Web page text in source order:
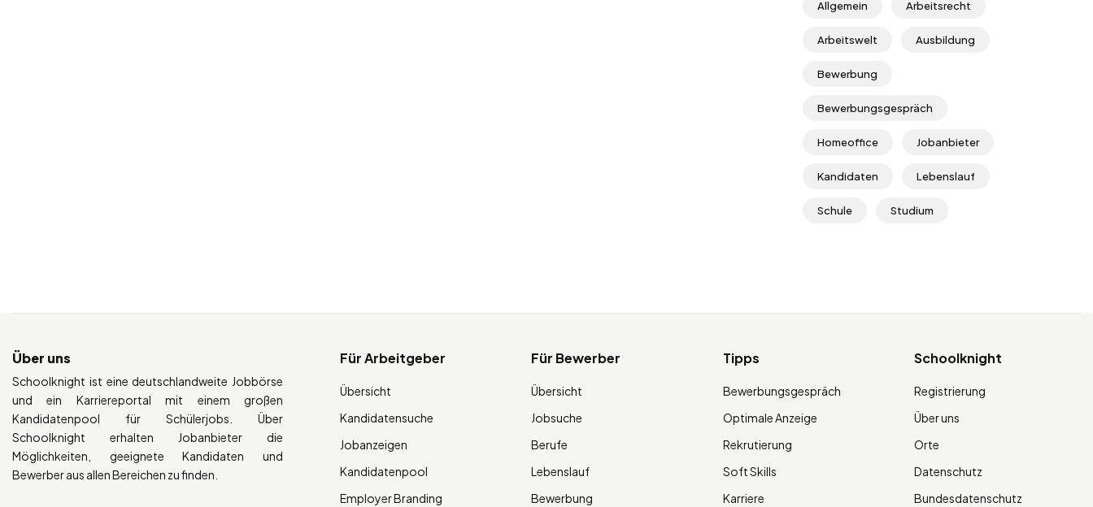
Allgemein Arbeitsrecht
Arbeitswelt Ausbildung
Bewerbung
Bewerbungsgespräch
Homeoffice Jobanbieter
Kandidaten Lebenslauf
Schule Studium
Über uns
Schoolknight ist eine deutschlandweite Jobbörse
und ein Karriereportal mit einem großen
Kandidatenpool für Schülerjobs. Über
Schoolknight erhalten Jobanbieter die
Möglichkeiten, geeignete Kandidaten und
Bewerber aus allen Bereichen zu finden.
Für Arbeitgeber
Übersicht
Kandidatensuche
Jobanzeigen
Kandidatenpool
Employer Branding
Für Bewerber
Übersicht
Jobsuche
Berufe
Lebenslauf
Bewerbung
Tipps
Bewerbungsgespräch
Optimale Anzeige
Rekrutierung
Soft Skills
Karriere
Schoolknight
Registrierung
Über uns
Orte
Datenschutz
Bundesdatenschutz